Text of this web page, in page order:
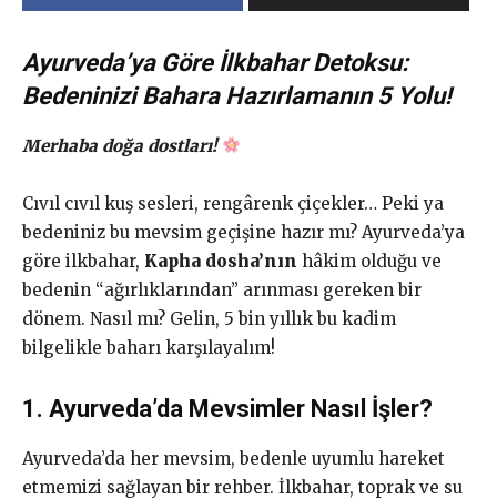
Ayurveda’ya Göre İlkbahar Detoksu:
Bedeninizi Bahara Hazırlamanın 5 Yolu!
Merhaba doğa dostları!
Cıvıl cıvıl kuş sesleri, rengârenk çiçekler… Peki ya
bedeniniz bu mevsim geçişine hazır mı? Ayurveda’ya
göre ilkbahar, Kapha dosha’nın hâkim olduğu ve
bedenin “ağırlıklarından” arınması gereken bir
dönem. Nasıl mı? Gelin, 5 bin yıllık bu kadim
bilgelikle baharı karşılayalım!
1. Ayurveda’da Mevsimler Nasıl İşler?
Ayurveda’da her mevsim, bedenle uyumlu hareket
etmemizi sağlayan bir rehber. İlkbahar, toprak ve su